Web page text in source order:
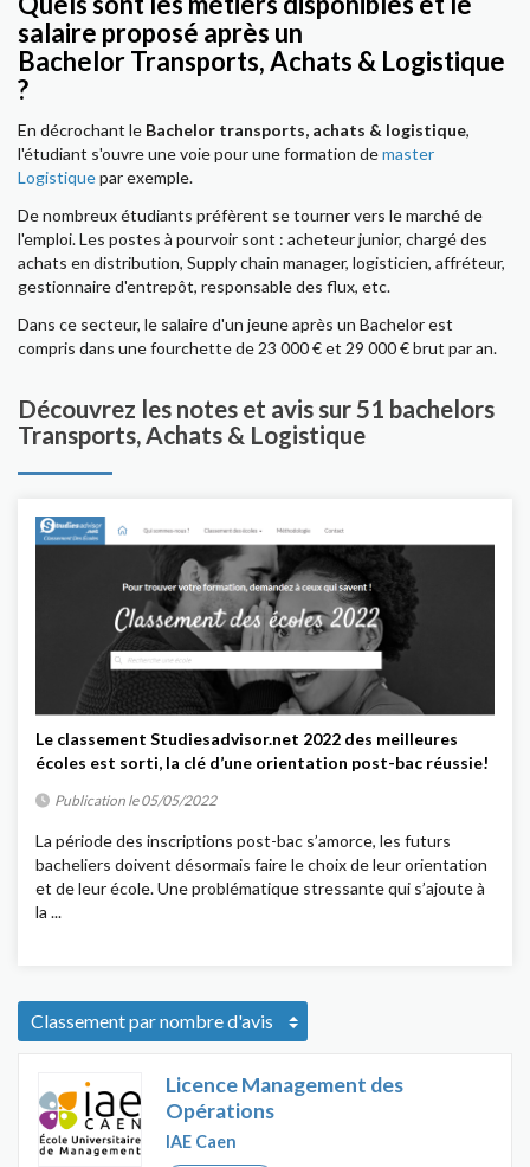
salaire proposé après un
Bachelor Transports, Achats & Logistique
?
En décrochant le Bachelor transports, achats & logistique,
l'étudiant s'ouvre une voie pour une formation demaster
Logistiquepar exemple.
De nombreux étudiants préfèrent se tourner vers le marché de
l'emploi. Les postes à pourvoir sont : acheteur junior, chargé des
achats en distribution, Supply chain manager, logisticien, affréteur,
gestionnaire d'entrepôt, responsable des flux, etc.
Dans ce secteur, le salaire d'un jeune après un Bachelor est
compris dans une fourchette de 23 000 € et 29 000 € brut par an.
Découvrez les notes et avis sur 51 bachelors
Transports, Achats & Logistique
Le classement Studiesadvisor.net 2022 des meilleures
écoles est sorti, la clé d’une orientation post-bac réussie!
Publication le 05/05/2022
La période des inscriptions post-bac s’amorce, les futurs
bacheliers doivent désormais faire le choix de leur orientation
et de leur école. Une problématique stressante qui s’ajoute à
la ...
Licence Management des
Opérations
IAE Caen